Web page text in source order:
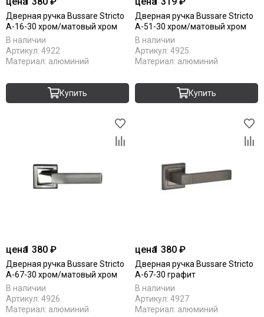
Legend
Luxor
Milyana
Morelli
Ofram
Optima Porte
Poseidon
Profilo Porte
Velldoris
Uberture
Акма
АСД
Дворецкий
Дверная ручка Bussare Stricto
A-16-30 хром/матовый хром
В наличии
Артикул: 4922
Материал: алюминий
Купить
Дверная ручка Bussare Stricto
A-51-30 хром/матовый хром
В наличии
Артикул: 4925
Материал: алюминий
Купить
цена1 380 ₽
Дверная ручка Bussare Stricto
A-67-30 хром/матовый хром
В наличии
Артикул: 4926
Материал: алюминий
цена1 380 ₽
Дверная ручка Bussare Stricto
A-67-30 графит
В наличии
Артикул: 4927
Материал: алюминий